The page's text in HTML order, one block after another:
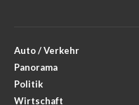
Auto / Verkehr
Panorama
Politik
Wirtschaft